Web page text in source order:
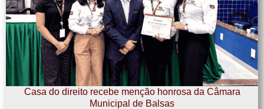
Casa do direito recebe menção honrosa da Câmara
Municipal de Balsas